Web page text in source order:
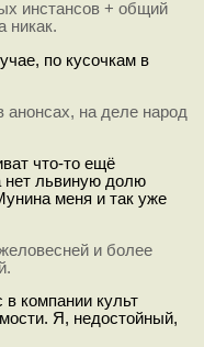
инстансов + общий
никак.
по кусочкам в
анонсах, на деле народ
что-то ещё
нет львиную долю
меня и так уже
и более
в компании культ
Я, недостойный,